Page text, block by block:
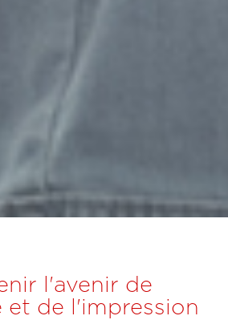
l'avenir de
et de l'impression